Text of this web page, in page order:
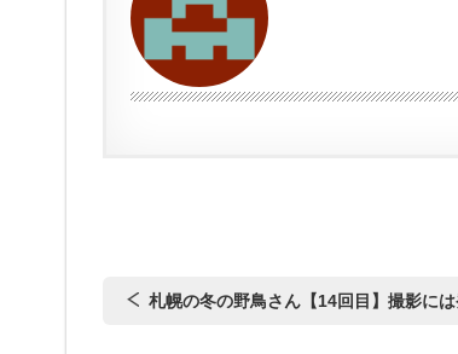
札幌の冬の野鳥さん【14回目】撮影に